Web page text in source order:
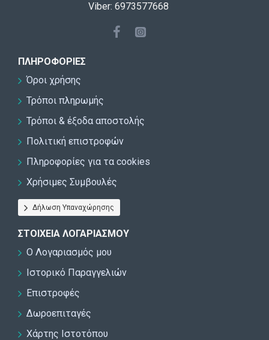
Viber: 6973577668
ΠΛΗΡΟΦΟΡΊΕΣ
Όροι χρήσης
Τρόποι πληρωμής
Τρόποι & έξοδα αποστολής
Πολιτική επιστροφών
Πληροφορίες για τα cookies
Χρήσιμες Συμβουλές
Δήλωση Υπαναχώρησης
ΣΤΟΙΧΕΊΑ ΛΟΓΑΡΙΑΣΜΟΎ
Ο Λογαριασμός μου
Ιστορικό Παραγγελιών
Επιστροφές
Δωροεπιταγές
Χάρτης Ιστοτόπου